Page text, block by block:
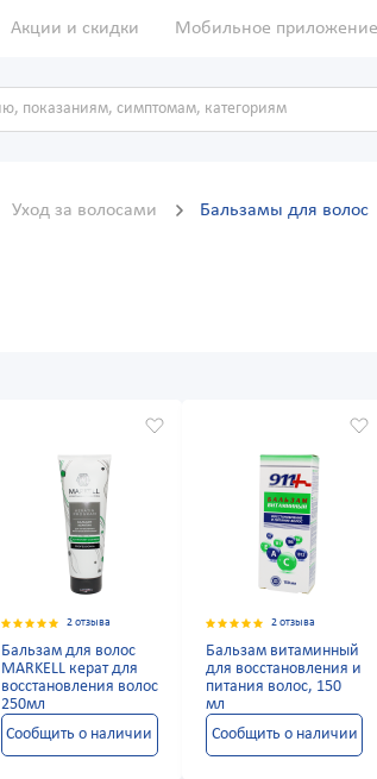
Акции и скидки Мобильное приложение
Уход за волосами Бальзамы для волос
2 отзыва
Бальзам для волос
MARKELL керат для
восстановления волос
250мл
Сообщить о наличии
2 отзыва
Бальзам витаминный
для восстановления и
питания волос, 150
мл
Сообщить о наличии